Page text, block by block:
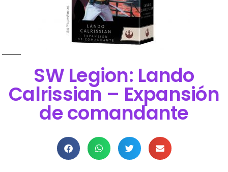
SW Legion: Lando
Calrissian – Expansión
de comandante